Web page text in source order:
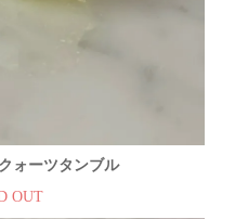
ォーツタンブル
OUT